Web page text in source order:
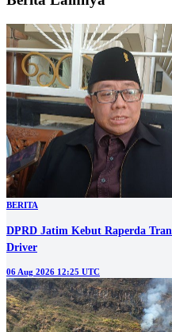
BERITA
DPRD Jatim Kebut Raperda
Driver
06 Aug 2026 12:25 UTC